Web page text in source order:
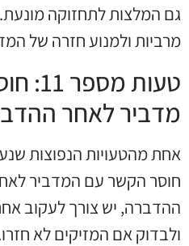
גם המלצות לתחזוקה
מרביות ולמנוע חזרה של
טעות
מדביר לאחר
אחת מהטעויות הנפוצות
חוסר הקשר עם המדביר
ההדברה, יש צורך לעקוב
ולבדוק אם המזיקים לא